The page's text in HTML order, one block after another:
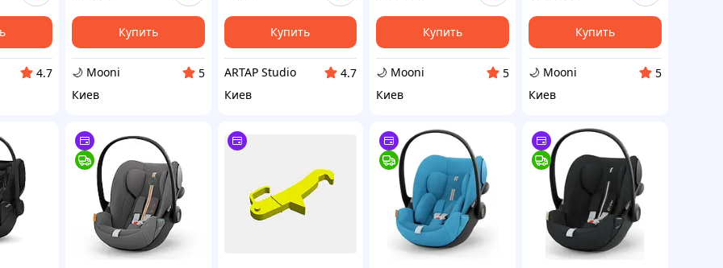
4.7
Купить
🌙 Mooni
5
Киев
Купить
ARTAP Studio
4.7
Киев
Купить
🌙 Mooni
5
Киев
Купить
🌙 Mooni
5
Киев